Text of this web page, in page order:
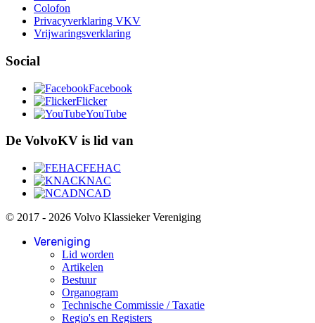
Colofon
Privacyverklaring VKV
Vrijwaringsverklaring
Social
Facebook
Flicker
YouTube
De VolvoKV is lid van
FEHAC
KNAC
NCAD
© 2017 - 2026 Volvo Klassieker Vereniging
Vereniging
Lid worden
Artikelen
Bestuur
Organogram
Technische Commissie / Taxatie
Regio's en Registers